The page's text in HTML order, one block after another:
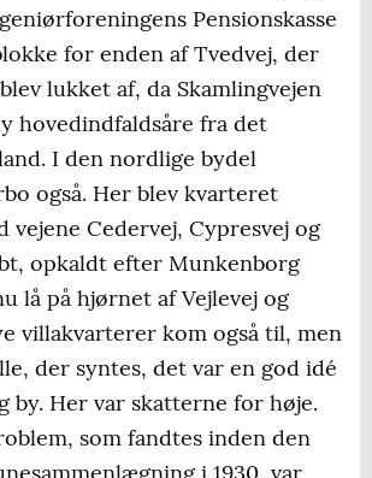
Pensionskasse
for enden af Tvedvej, der
lukket af, da Skamlingvejen
hovedindfaldsåre fra det
I den nordlige bydel
også. Her blev kvarteret
vejene Cedervej, Cypresvej og
opkaldt efter Munkenborg
lå på hjørnet af Vejlevej og
villakvarterer kom også til, men
der syntes, det var en god idé
by. Her var skatterne for høje.
som fandtes inden den